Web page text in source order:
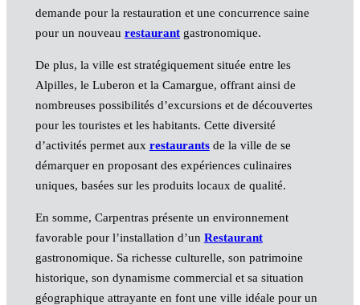
demande pour la restauration et une concurrence saine
pour un nouveau restaurantgastronomique.
De plus, la ville est stratégiquement située entre les
Alpilles, le Luberon et la Camargue, offrant ainsi de
nombreuses possibilités d’excursions et de découvertes
pour les touristes et les habitants. Cette diversité
d’activités permet aux restaurantsde la ville de se
démarquer en proposant des expériences culinaires
uniques, basées sur les produits locaux de qualité.
En somme, Carpentras présente un environnement
favorable pour l’installation d’un Restaurant
gastronomique. Sa richesse culturelle, son patrimoine
historique, son dynamisme commercial et sa situation
géographique attrayante en font une ville idéale pour un